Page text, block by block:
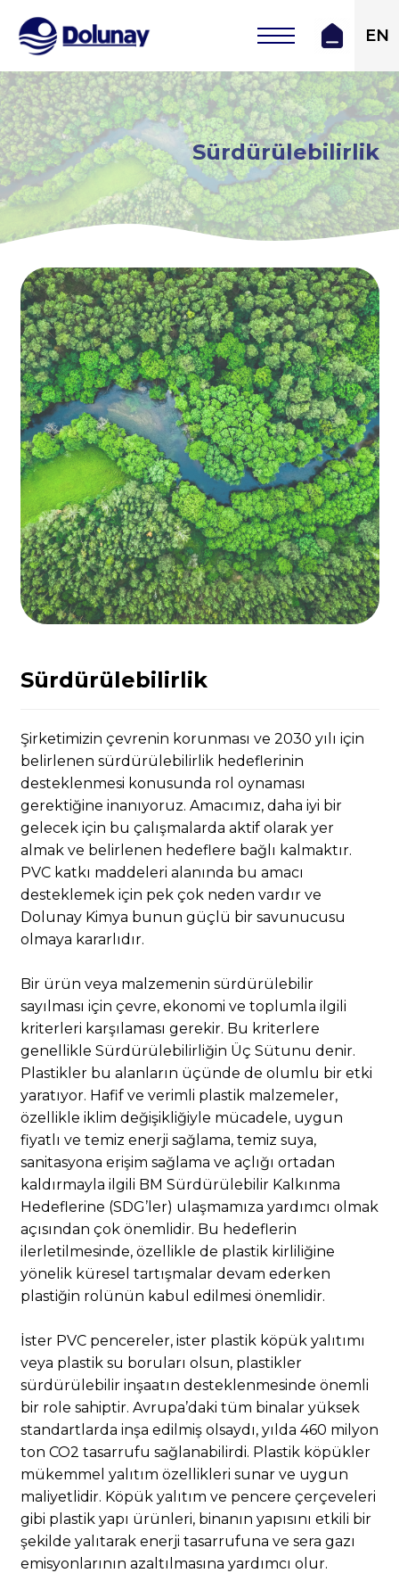
EN
Sürdürülebilirlik
Sürdürülebilirlik
Şirketimizin çevrenin korunması ve 2030 yılı için
belirlenen sürdürülebilirlik hedeflerinin
desteklenmesi konusunda rol oynaması
gerektiğine inanıyoruz. Amacımız, daha iyi bir
gelecek için bu çalışmalarda aktif olarak yer
almak ve belirlenen hedeflere bağlı kalmaktır.
PVC katkı maddeleri alanında bu amacı
desteklemek için pek çok neden vardır ve
Dolunay Kimya bunun güçlü bir savunucusu
olmaya kararlıdır.
Bir ürün veya malzemenin sürdürülebilir
sayılması için çevre, ekonomi ve toplumla ilgili
kriterleri karşılaması gerekir. Bu kriterlere
genellikle Sürdürülebilirliğin Üç Sütunu denir.
Plastikler bu alanların üçünde de olumlu bir etki
yaratıyor. Hafif ve verimli plastik malzemeler,
özellikle iklim değişikliğiyle mücadele, uygun
fiyatlı ve temiz enerji sağlama, temiz suya,
sanitasyona erişim sağlama ve açlığı ortadan
kaldırmayla ilgili BM Sürdürülebilir Kalkınma
Hedeflerine (SDG’ler) ulaşmamıza yardımcı olmak
açısından çok önemlidir. Bu hedeflerin
ilerletilmesinde, özellikle de plastik kirliliğine
yönelik küresel tartışmalar devam ederken
plastiğin rolünün kabul edilmesi önemlidir.
İster PVC pencereler, ister plastik köpük yalıtımı
veya plastik su boruları olsun, plastikler
sürdürülebilir inşaatın desteklenmesinde önemli
bir role sahiptir. Avrupa’daki tüm binalar yüksek
standartlarda inşa edilmiş olsaydı, yılda 460 milyon
ton CO2 tasarrufu sağlanabilirdi. Plastik köpükler
mükemmel yalıtım özellikleri sunar ve uygun
maliyetlidir. Köpük yalıtım ve pencere çerçeveleri
gibi plastik yapı ürünleri, binanın yapısını etkili bir
şekilde yalıtarak enerji tasarrufuna ve sera gazı
emisyonlarının azaltılmasına yardımcı olur.